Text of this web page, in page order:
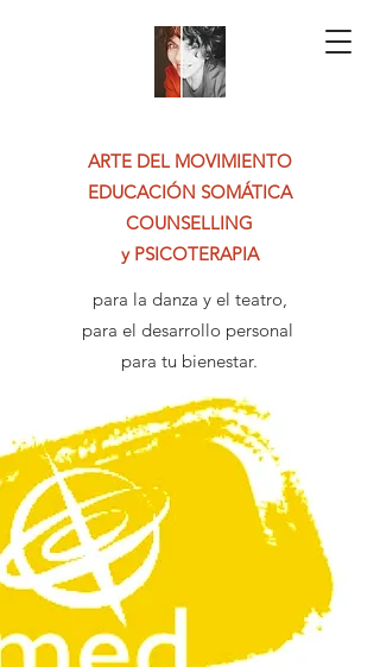
ARTE DEL MOVIMIENTO
EDUCACIÓN SOMÁTICA
COUNSELLING
y PSICOTERAPIA
para la danza y el teatro,
para el desarrollo personal ​
para tu bienestar.